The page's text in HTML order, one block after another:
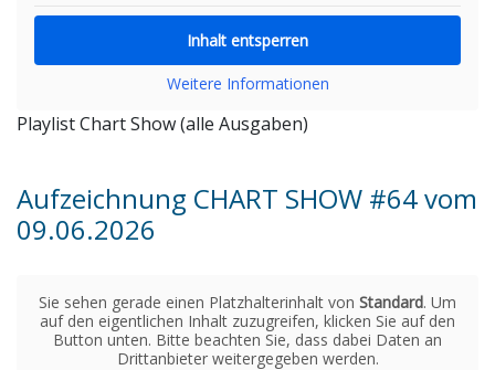
Inhalt entsperren
Weitere Informationen
Playlist Chart Show (alle Ausgaben)
Aufzeichnung CHART SHOW #64 vom
09.06.2026
Sie sehen gerade einen Platzhalterinhalt von Standard. Um
auf den eigentlichen Inhalt zuzugreifen, klicken Sie auf den
Button unten. Bitte beachten Sie, dass dabei Daten an
Drittanbieter weitergegeben werden.